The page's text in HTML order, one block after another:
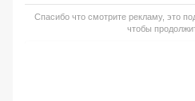
Спасибо что смотрите рекламу, это
чтобы